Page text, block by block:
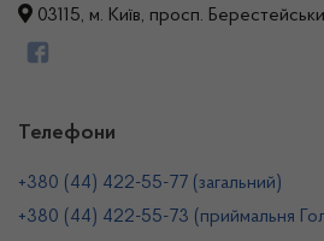
03115, м. Київ, просп.
Телефони
+380 (44) 422-55-77 (загальний)
+380 (44) 422-55-73 (приймальня